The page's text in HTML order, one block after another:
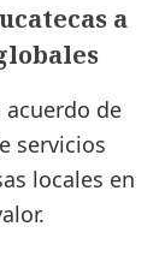
a
de
servicios
locales en